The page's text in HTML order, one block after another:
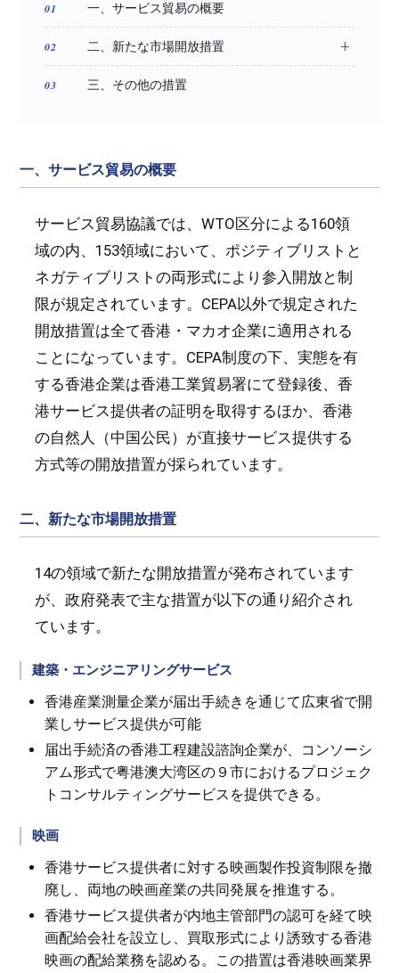
一、サービス貿易の概要
二、新たな市場開放措置
三、その他の措置
一、サービス貿易の概要
サービス貿易協議では、WTO区分による160領
域の内、153領域において、ポジティブリストと
ネガティブリストの両形式により参入開放と制
限が規定されています。CEPA以外で規定された
開放措置は全て香港・マカオ企業に適用される
ことになっています。CEPA制度の下、実態を有
する香港企業は香港工業貿易署にて登録後、香
港サービス提供者の証明を取得するほか、香港
の自然人（中国公民）が直接サービス提供する
方式等の開放措置が採られています。
二、新たな市場開放措置
14の領域で新たな開放措置が発布されています
が、政府発表で主な措置が以下の通り紹介され
ています。
建築・エンジニアリングサービス
香港産業測量企業が届出手続きを通じて広東省で開
業しサービス提供が可能
届出手続済の香港工程建設諮詢企業が、コンソーシ
アム形式で粤港澳大湾区の９市におけるプロジェク
トコンサルティングサービスを提供できる。
映画
香港サービス提供者に対する映画製作投資制限を撤
廃し、両地の映画産業の共同発展を推進する。
香港サービス提供者が内地主管部門の認可を経て映
画配給会社を設立し、買取形式により誘致する香港
映画の配給業務を認める。この措置は香港映画業界